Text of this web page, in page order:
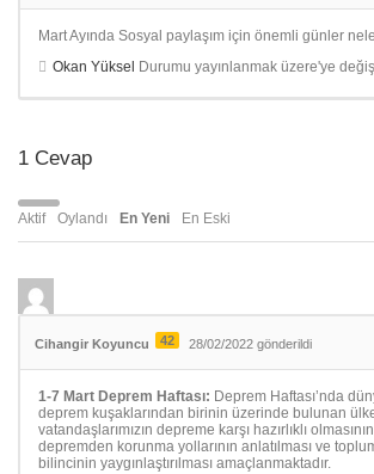
Mart Ayında Sosyal paylaşım için önemli günler
Okan Yüksel
Durumu yayınlanmak üzere'ye
1 Cevap
Aktif Oylandı En Yeni En Eski
Cihangir Koyuncu 42 28/02/2022 gönderildi
1-7 Mart Deprem Haftası: Deprem Haftası’nda
deprem kuşaklarından birinin üzerinde bulunan
vatandaşlarımızın depreme karşı hazırlıklı
depremden korunma yollarının anlatılması ve
bilincinin yaygınlaştırılması amaçlanmaktadır.